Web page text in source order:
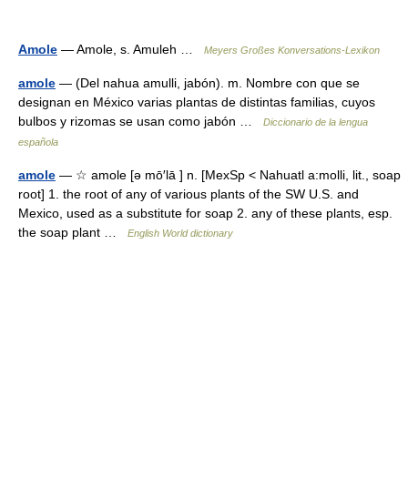
Amole — Amole, s. Amuleh … Meyers Großes Konversations-Lexikon
amole — (Del nahua amulli, jabón). m. Nombre con que se
designan en México varias plantas de distintas familias, cuyos
bulbos y rizomas se usan como jabón …
Diccionario de la lengua
española
amole — ☆ amole [ə mō′lā ] n. [MexSp < Nahuatl a:molli, lit., soap
root] 1. the root of any of various plants of the SW U.S. and
Mexico, used as a substitute for soap 2. any of these plants, esp.
the soap plant …
English World dictionary